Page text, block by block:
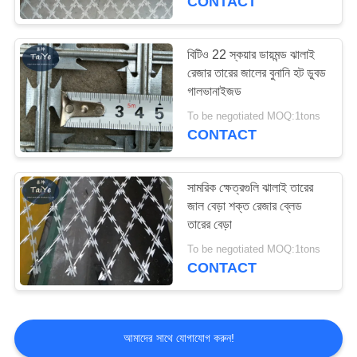
বিটিও 22 স্কয়ার ডায়মন্ড ঝালাই
রেজার তারের জালের বুনানি হট ডুবড
গালভানাইজড
To be negotiated MOQ:1tons
CONTACT
সামরিক ক্ষেত্রগুলি ঝালাই তারের
জাল বেড়া শক্ত রেজার ব্লেড
তারের বেড়া
To be negotiated MOQ:1tons
CONTACT
আমাদের সাথে যোগাযোগ করুন!